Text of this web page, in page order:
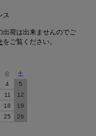
ス
出荷は出来ませんのでご
をご覧ください。
金
土
4
5
11
12
18
19
25
26